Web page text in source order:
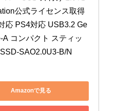
公式ライセンス取得
応 PS4対応 USB3.2 Ge
A コンパクト スティッ
SAO2.0U3-B/N
Amazonで見る